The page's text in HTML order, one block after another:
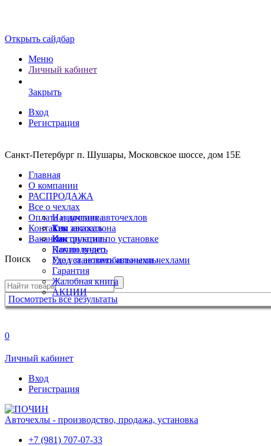
Открыть сайдбар
Меню
Личный кабинет
Закрыть
Вход
Регистрация
Санкт-Петербург п. Шушары, Московское шоссе, дом 15Е
Главная
О компании
РАСПРОДАЖА
Все о чехлах
Назначение авточехлов
Тип автосалона
Инструкции по установке
Почин видео
Уход за автомобильными чехлами
Оплата и доставка
Как заказать
Как оплатить
Как получить
Где установить авточехлы
Гарантия
Жалобная книга
АКЦИИ
Контакты
Вакансии
Поиск
Посмотреть все результаты
0
Личный кабинет
Вход
Регистрация
Авточехлы - производство, продажа, установка
+7 (981) 707-07-33